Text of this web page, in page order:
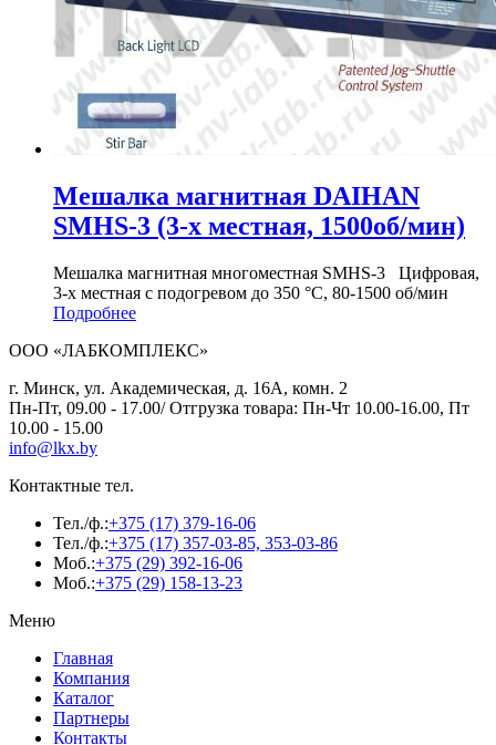
Мешалка магнитная DAIHAN
SMHS-3 (3-х местная, 1500об/мин)
Мешалка магнитная многоместная SMHS-3 Цифровая,
3-х местная с подогревом до 350 °С, 80-1500 об/мин
Подробнее
ООО «ЛАБКОМПЛЕКС»
г. Минск, ул. Академическая, д. 16А, комн. 2
Пн-Пт, 09.00 - 17.00/ Отгрузка товара: Пн-Чт 10.00-16.00, Пт
10.00 - 15.00
info@lkx.by
Контактные тел.
Тел./ф.:+375 (17) 379-16-06
Тел./ф.:+375 (17) 357-03-85, 353-03-86
Моб.:+375 (29) 392-16-06
Моб.:+375 (29) 158-13-23
Меню
Главная
Компания
Каталог
Партнеры
Контакты